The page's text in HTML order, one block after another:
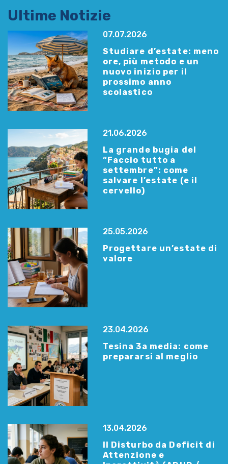
Ultime Notizie
07.07.2026
Studiare d’estate: meno
ore, più metodo e un
nuovo inizio per il
prossimo anno
scolastico
21.06.2026
La grande bugia del
“Faccio tutto a
settembre”: come
salvare l’estate (e il
cervello)
25.05.2026
Progettare un’estate di
valore
23.04.2026
Tesina 3a media: come
prepararsi al meglio
13.04.2026
Il Disturbo da Deficit di
Attenzione e